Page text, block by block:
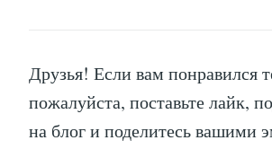
Друзья! Если вам понравился
пожалуйста, поставьте лайк,
на блог и поделитесь вашими